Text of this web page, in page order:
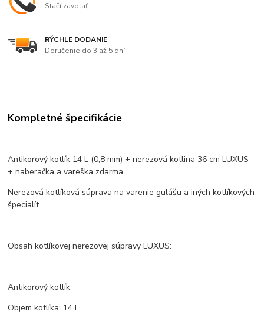
Stačí zavolať
RÝCHLE DODANIE
Doručenie do 3 až 5 dní
Kompletné špecifikácie
Antikorový kotlík 14 L (0,8 mm) + nerezová kotlina 36 cm LUXUS
+ naberačka a vareška zdarma.
Nerezová kotlíková súprava na varenie gulášu a iných kotlíkových
špecialít.
Obsah kotlíkovej nerezovej súpravy LUXUS:
Antikorový kotlík
Objem kotlíka: 14 L.